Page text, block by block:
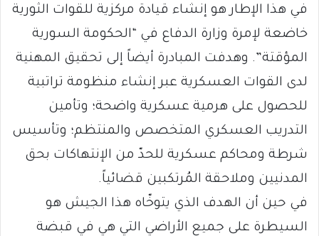
في هذا الإطار هو إنشاء قيادة مركزية للقوات الثورية
خاضعة لإمرة وزارة الدفاع في “الحكومة السورية
المؤقتة”. وهدفت المبادرة أيضاً إلى تحقيق المهنية
لدى القوات العسكرية عبر إنشاء منظومة تراتبية
للحصول على هرمية عسكرية واضحة؛ وتأمين
التدريب العسكري المتخصص والمنتظم؛ وتأسيس
شرطة ومحاكم عسكرية للحدّ من الإنتهاكات بحق
المدنيين وملاحقة المُرتكبين قضائياً.
في حين أن الهدف الذي يتوخّاه هذا الجيش هو
السيطرة على جميع الأراضي التي هي في قبضة